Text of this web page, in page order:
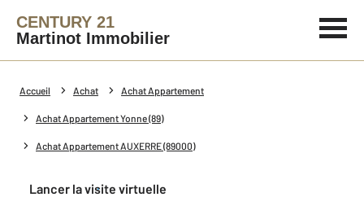
CENTURY 21
Martinot Immobilier
Accueil Achat Achat Appartement
Achat Appartement Yonne (89)
Achat Appartement AUXERRE (89000)
Lancer la visite virtuelle